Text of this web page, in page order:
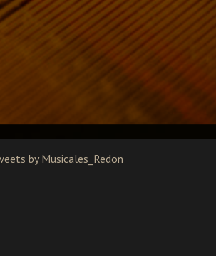
by Musicales_Redon